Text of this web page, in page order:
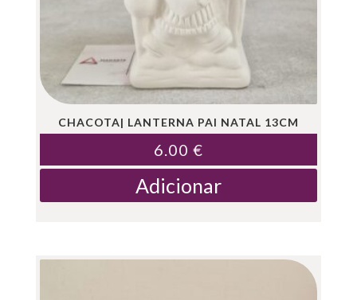
CHACOTA| LANTERNA PAI NATAL 13CM
6.00 €
Adicionar